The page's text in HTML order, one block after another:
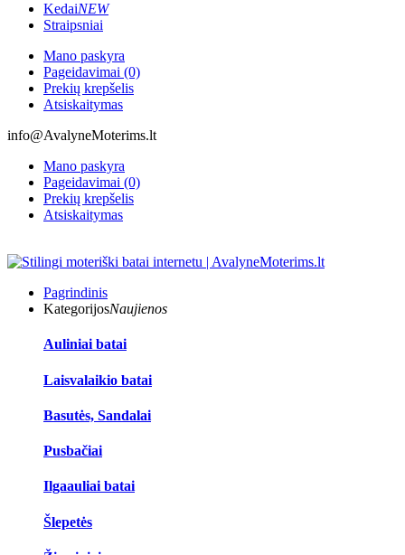
KedaiNEW
Straipsniai
Mano paskyra
Pageidavimai (0)
Prekių krepšelis
Atsiskaitymas
info@AvalyneMoterims.lt
Mano paskyra
Pageidavimai (0)
Prekių krepšelis
Atsiskaitymas
Pagrindinis
KategorijosNaujienos
Auliniai batai
Laisvalaikio batai
Basutės, Sandalai
Pusbačiai
Ilgaauliai batai
Šlepetės